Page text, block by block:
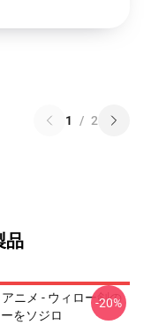
1 / 2
品
ニメ - ウィロー剣の
をソジロ
-20%